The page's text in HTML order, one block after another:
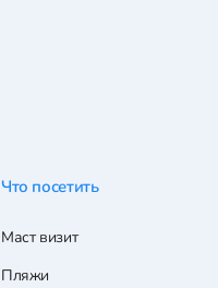
Что посетить
Маст визит
Пляжи